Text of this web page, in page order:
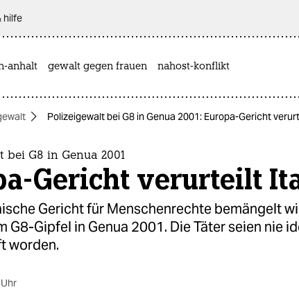
hilfe
anhalt gewalt gegen frauen nahost-konflikt
Polizeigewalt bei G8 in Genua 2001: Europa-Gericht
bei G8 in Genua 2001
Gericht verurteilt
Gericht für Menschenrechte bemängelt
G8-Gipfel in Genua 2001. Die Täter seien nie
worden.